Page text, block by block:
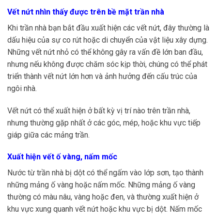
Vết nứt nhìn thấy được trên bề mặt trần nhà
Khi trần nhà bạn bắt đầu xuất hiện các vết nứt, đây thường là
dấu hiệu của sự co rút hoặc di chuyển của vật liệu xây dựng.
Những vết nứt nhỏ có thể không gây ra vấn đề lớn ban đầu,
nhưng nếu không được chăm sóc kịp thời, chúng có thể phát
triển thành vết nứt lớn hơn và ảnh hưởng đến cấu trúc của
ngôi nhà.
Vết nứt có thể xuất hiện ở bất kỳ vị trí nào trên trần nhà,
nhưng thường gặp nhất ở các góc, mép, hoặc khu vực tiếp
giáp giữa các mảng trần.
Xuất hiện vết ố vàng, nấm mốc
Nước từ trần nhà bị dột có thể ngấm vào lớp sơn, tạo thành
những mảng ố vàng hoặc nấm mốc. Những mảng ố vàng
thường có màu nâu, vàng hoặc đen, và thường xuất hiện ở
khu vực xung quanh vết nứt hoặc khu vực bị dột. Nấm mốc